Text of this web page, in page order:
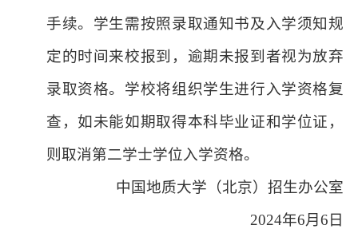
手续。 学生需按照录取通知书及入学须知规
定的时间来校报到，逾期未报到者视为放弃
录取资格。学校将组织学生进行入学资格复
查，如未能如期取得本科毕业证和学位证，
则取消第二学士学位入学资格。
中国地质大学（北京）招生办公室
2024年6月6日